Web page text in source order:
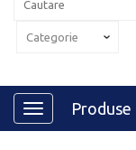
Toggle
navigation
Produse